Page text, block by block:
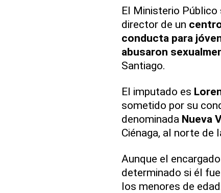
El Ministerio Público
director de un
conducta para
abusaron
Santiago.
El imputado es
sometido por su
denominada Nueva
Ciénaga, al norte de
Aunque el
determinado si él
los menores de